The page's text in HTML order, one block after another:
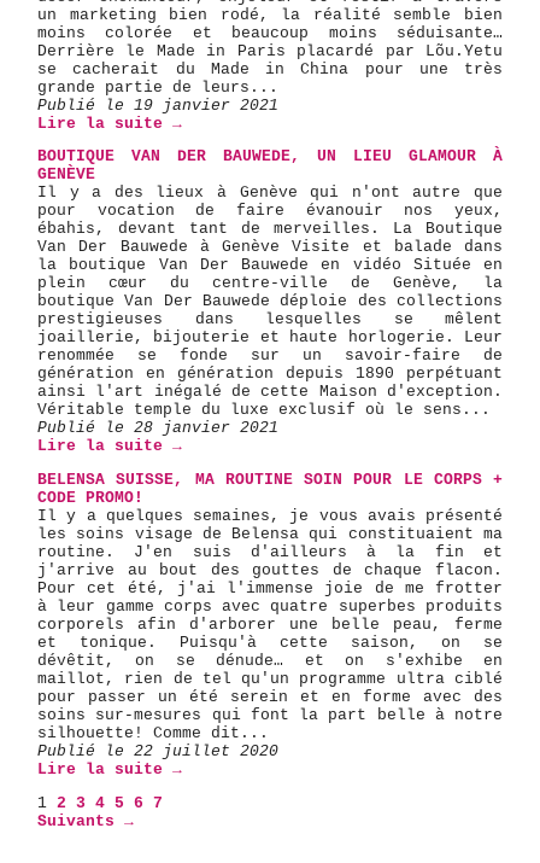
un marketing bien rodé, la réalité semble bien
moins colorée et beaucoup moins séduisante…
Derrière le Made in Paris placardé par Lõu.Yetu
se cacherait du Made in China pour une très
grande partie de leurs...
Publié le 19 janvier 2021
Lire la suite →
BOUTIQUE VAN DER BAUWEDE, UN LIEU GLAMOUR À
GENÈVE
Il y a des lieux à Genève qui n'ont autre que
pour vocation de faire évanouir nos yeux,
ébahis, devant tant de merveilles. La Boutique
Van Der Bauwede à Genève Visite et balade dans
la boutique Van Der Bauwede en vidéo Située en
plein cœur du centre-ville de Genève, la
boutique Van Der Bauwede déploie des collections
prestigieuses dans lesquelles se mêlent
joaillerie, bijouterie et haute horlogerie. Leur
renommée se fonde sur un savoir-faire de
génération en génération depuis 1890 perpétuant
ainsi l'art inégalé de cette Maison d'exception.
Véritable temple du luxe exclusif où le sens...
Publié le 28 janvier 2021
Lire la suite →
BELENSA SUISSE, MA ROUTINE SOIN POUR LE CORPS +
CODE PROMO!
Il y a quelques semaines, je vous avais présenté
les soins visage de Belensa qui constituaient ma
routine. J'en suis d'ailleurs à la fin et
j'arrive au bout des gouttes de chaque flacon.
Pour cet été, j'ai l'immense joie de me frotter
à leur gamme corps avec quatre superbes produits
corporels afin d'arborer une belle peau, ferme
et tonique. Puisqu'à cette saison, on se
dévêtit, on se dénude… et on s'exhibe en
maillot, rien de tel qu'un programme ultra ciblé
pour passer un été serein et en forme avec des
soins sur-mesures qui font la part belle à notre
silhouette! Comme dit...
Publié le 22 juillet 2020
Lire la suite →
1 2 3 4 5 6 7
Suivants →